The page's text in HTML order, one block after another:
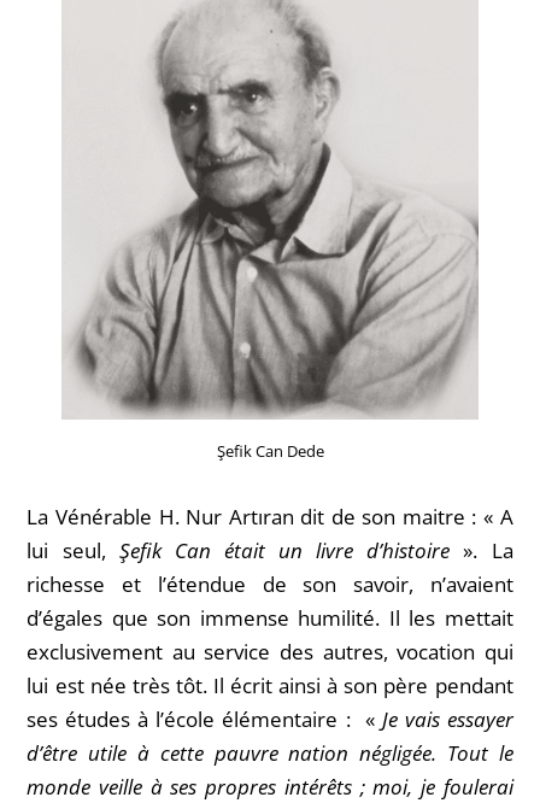
Şefik Can Dede
La Vénérable H. Nur Artıran dit de son maitre : « A
lui seul, Şefik Can était un livre d’histoire ». La
richesse et l’étendue de son savoir, n’avaient
d’égales que son immense humilité. Il les mettait
exclusivement au service des autres, vocation qui
lui est née très tôt. Il écrit ainsi à son père pendant
ses études à l’école élémentaire : « Je vais essayer
d’être utile à cette pauvre nation négligée. Tout le
monde veille à ses propres intérêts ; moi, je foulerai